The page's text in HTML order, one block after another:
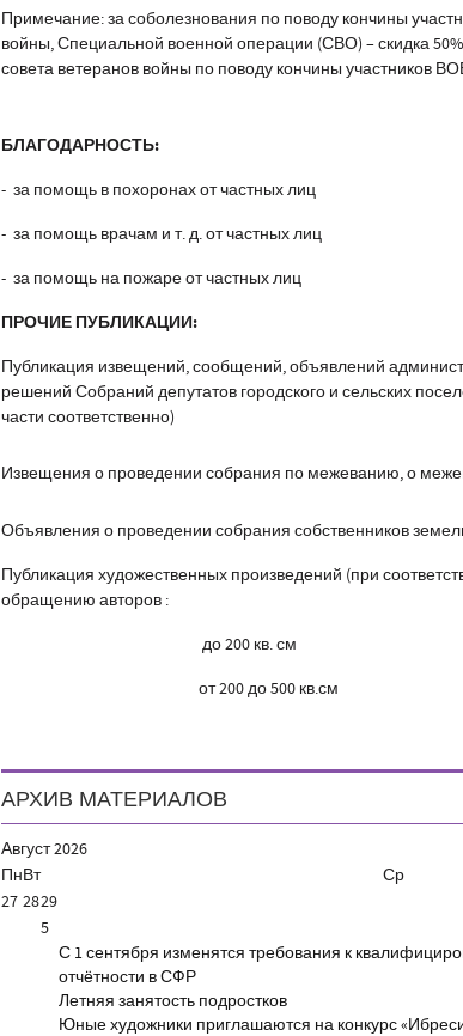
Примечание: за соболезнования по поводу кончины
войны, Специальной военной операции (СВО) – скидка
совета ветеранов войны по поводу кончины участников
БЛАГОДАРНОСТЬ:
- за помощь в похоронах от частных лиц
- за помощь врачам и т. д. от частных лиц
- за помощь на пожаре от частных лиц
ПРОЧИЕ ПУБЛИКАЦИИ:
Публикация извещений, сообщений, объявлений
решений Собраний депутатов городского и сельских
части соответственно)
Извещения о проведении собрания по межеванию, о
Объявления о проведении собрания собственников
Публикация художественных произведений (при
обращению авторов :
до 200 кв. см
от 200 до 500 кв.см
АРХИВ МАТЕРИАЛОВ
Август2026
ПнВт Ср
27 2829
5
С 1 сентября изменятся требования к
отчётности в СФР
Летняя занятость подростков
Юные художники приглашаются на конкурс